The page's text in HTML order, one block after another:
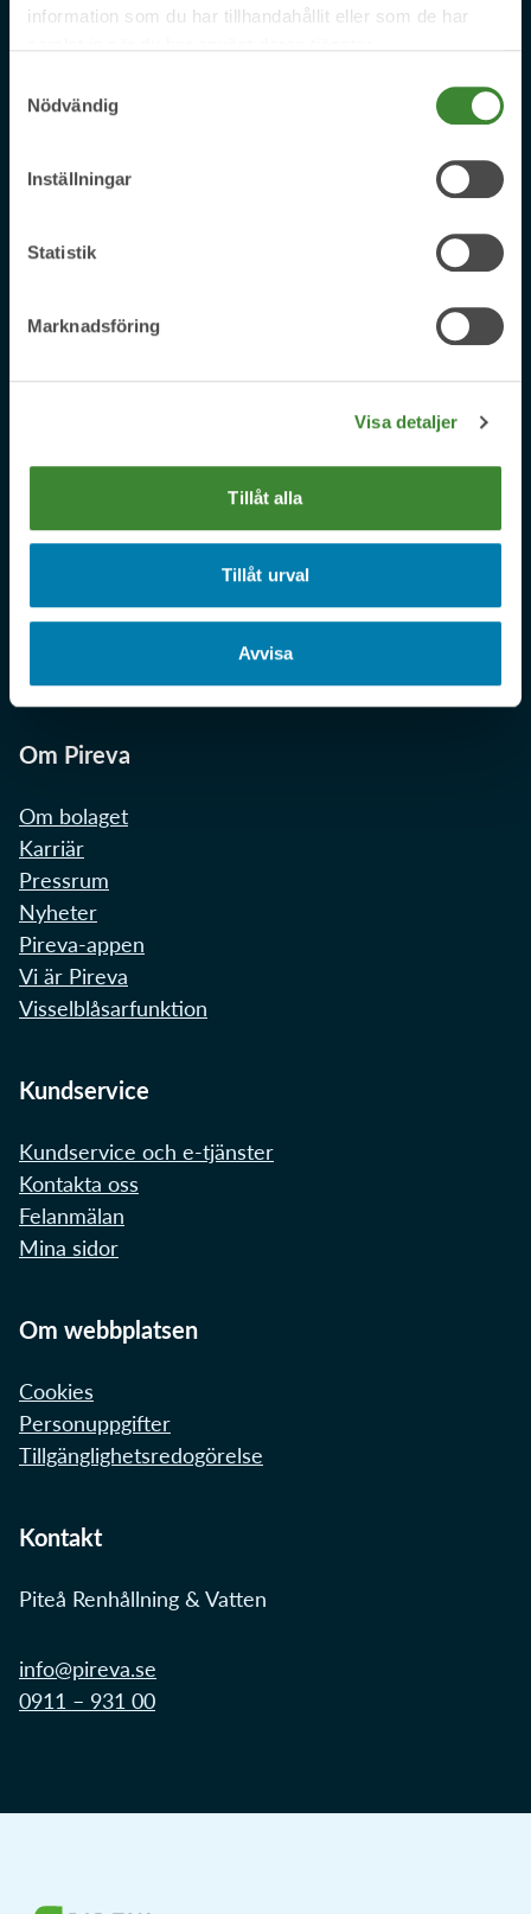
information som du har tillhandahållit eller som de har
Nödvändig
Inställningar
Statistik
Marknadsföring
Visa detaljer
Tillåt alla
Tillåt urval
Avvisa
Lämna avfall
Återvinning Anytime
Vatten och avlopp
Avloppsvatten
Pågående projekt
Om Pireva
Om bolaget
Karriär
Pressrum
Nyheter
Pireva-appen
Vi är Pireva
Visselblåsarfunktion
Kundservice
Kundservice och e-tjänster
Kontakta oss
Felanmälan
Mina sidor
Om webbplatsen
Cookies
Personuppgifter
Tillgänglighetsredogörelse
Kontakt
Piteå Renhållning & Vatten
info@pireva.se
0911 – 931 00